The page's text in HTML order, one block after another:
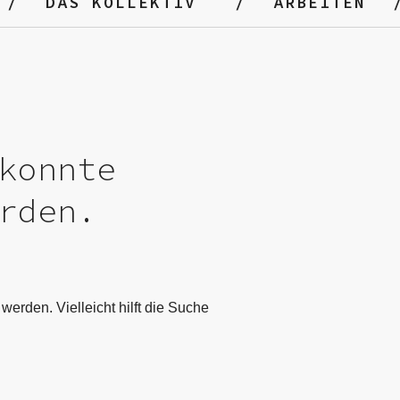
Vielleicht hilft die Suche